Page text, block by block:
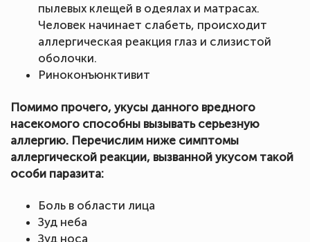
пылевых клещей в одеялах и матрасах.
Человек начинает слабеть, происходит
аллергическая реакция глаз и слизистой
оболочки.
Риноконъюнктивит
Помимо прочего, укусы данного вредного
насекомого способны вызывать серьезную
аллергию. Перечислим ниже симптомы
аллергической реакции, вызванной укусом такой
особи паразита:
Боль в области лица
Зуд неба
Зуд носа